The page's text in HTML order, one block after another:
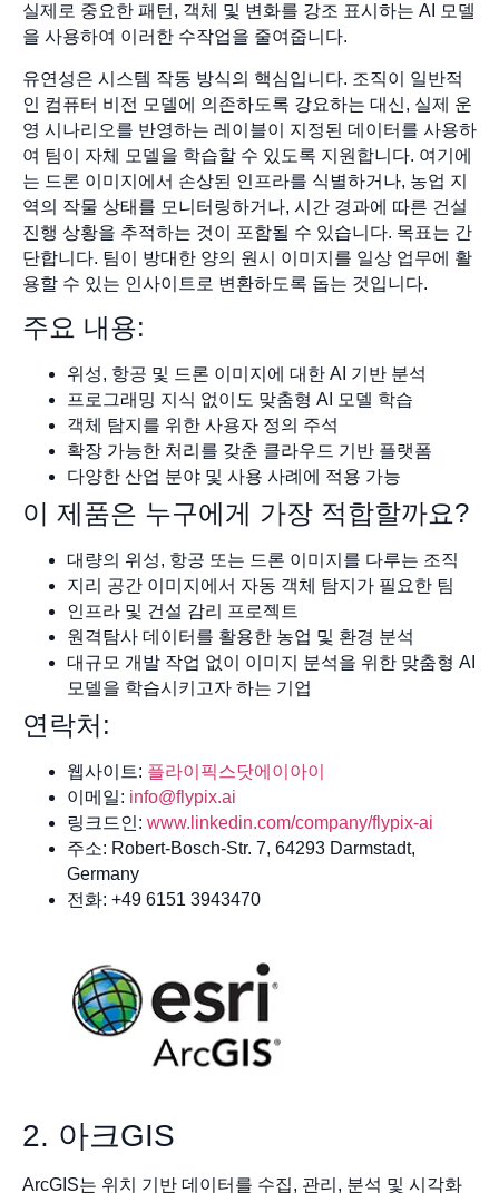
실제로 중요한 패턴, 객체 및 변화를 강조 표시하는 AI 모델
을 사용하여 이러한 수작업을 줄여줍니다.
유연성은 시스템 작동 방식의 핵심입니다. 조직이 일반적
인 컴퓨터 비전 모델에 의존하도록 강요하는 대신, 실제 운
영 시나리오를 반영하는 레이블이 지정된 데이터를 사용하
여 팀이 자체 모델을 학습할 수 있도록 지원합니다. 여기에
는 드론 이미지에서 손상된 인프라를 식별하거나, 농업 지
역의 작물 상태를 모니터링하거나, 시간 경과에 따른 건설
진행 상황을 추적하는 것이 포함될 수 있습니다. 목표는 간
단합니다. 팀이 방대한 양의 원시 이미지를 일상 업무에 활
용할 수 있는 인사이트로 변환하도록 돕는 것입니다.
주요 내용:
위성, 항공 및 드론 이미지에 대한 AI 기반 분석
프로그래밍 지식 없이도 맞춤형 AI 모델 학습
객체 탐지를 위한 사용자 정의 주석
확장 가능한 처리를 갖춘 클라우드 기반 플랫폼
다양한 산업 분야 및 사용 사례에 적용 가능
이 제품은 누구에게 가장 적합할까요?
대량의 위성, 항공 또는 드론 이미지를 다루는 조직
지리 공간 이미지에서 자동 객체 탐지가 필요한 팀
인프라 및 건설 감리 프로젝트
원격탐사 데이터를 활용한 농업 및 환경 분석
대규모 개발 작업 없이 이미지 분석을 위한 맞춤형 AI
모델을 학습시키고자 하는 기업
연락처:
웹사이트: 플라이픽스닷에이아이
이메일: info@flypix.ai
링크드인: www.linkedin.com/company/flypix-ai
주소: Robert-Bosch-Str. 7, 64293 Darmstadt,
Germany
전화: +49 6151 3943470
2. 아크GIS
ArcGIS는 위치 기반 데이터를 수집, 관리, 분석 및 시각화